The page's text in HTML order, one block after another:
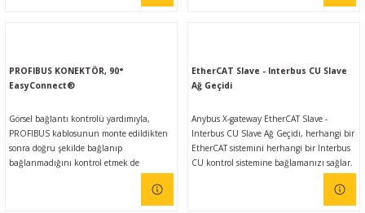
gövdesi metalize edilmiştir. PROFIBUS
durumunu bir bakışta kontrol edebileceği
istasyondaki PROFIBUS ağının en önemli
durumlarını gösterir.
PROFIBUS KONEKTÖR, 90°
EasyConnect®
Görsel bağlantı kontrolü yardımıyla,
PROFIBUS kablosunun monte edildikten
sonra doğru şekilde bağlanıp
bağlanmadığını kontrol etmek de
mümkündür. Gövde, elektromanyetik
uyumluluğun iyileştirilmesi için metalize
edilmiştir. EasyConnect® konnektörü, -25
EtherCAT Slave - Interbus CU Slave
Ağ Geçidi
Anybus X-gateway EtherCAT Slave -
Interbus CU Slave Ağ Geçidi, herhangi bir
EtherCAT sistemini herhangi bir Interbus
CU kontrol sistemine bağlamanızı sağlar.
Anybus ağ geçitleri, kullanımı kolay
ağlar arasında güvenilir, emniyetli,